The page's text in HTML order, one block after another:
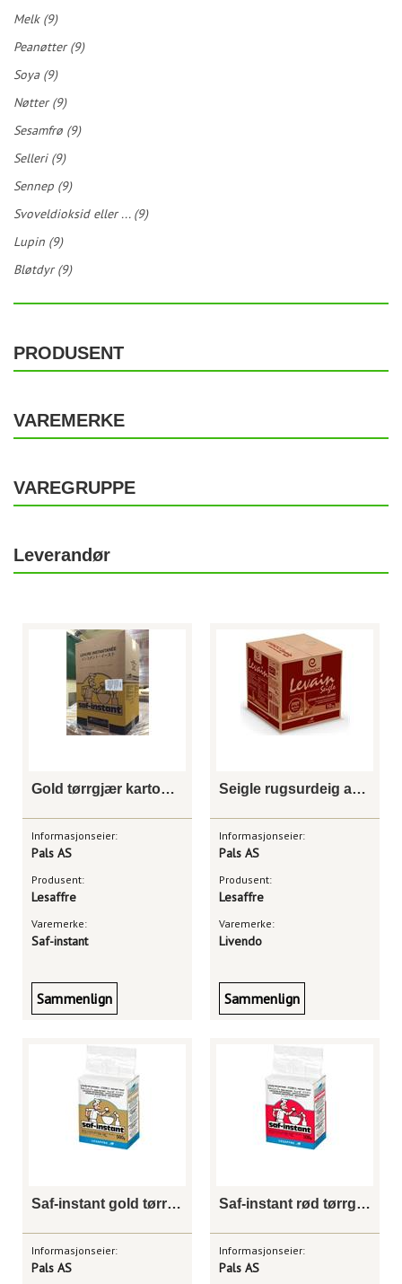
Melk (9)
Peanøtter (9)
Soya (9)
Nøtter (9)
Sesamfrø (9)
Selleri (9)
Sennep (9)
Svoveldioksid eller ... (9)
Lupin (9)
Bløtdyr (9)
PRODUSENT
VAREMERKE
VAREGRUPPE
Leverandør
Gold tørrgjær kartong 15 kg
Informasjonseier:
Pals AS
Produsent:
Lesaffre
Varemerke:
Saf-instant
Sammenlign
Seigle rugsurdeig aktiv 10 kg
Informasjonseier:
Pals AS
Produsent:
Lesaffre
Varemerke:
Livendo
Sammenlign
Saf-instant gold tørrgjær 20 x 500 g
Informasjonseier:
Pals AS
Saf-instant rød tørrgjær 20 x 500 g
Informasjonseier:
Pals AS